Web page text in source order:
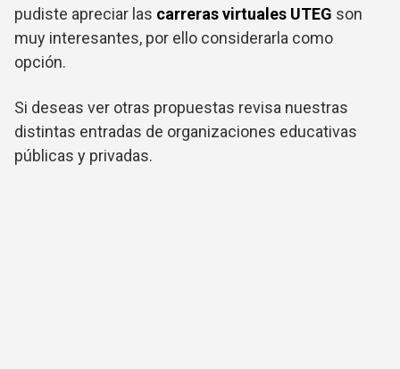
pudiste apreciar las carreras virtuales UTEG son
muy interesantes, por ello considerarla como
opción.
Si deseas ver otras propuestas revisa nuestras
distintas entradas de organizaciones educativas
públicas y privadas.